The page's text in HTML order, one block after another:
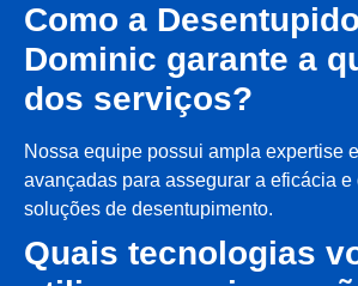
Como a
Dominic garante a
dos serviços?
Nossa equipe possui ampla expertise
avançadas para assegurar a eficácia
soluções de desentupimento.
Quais tecnologias